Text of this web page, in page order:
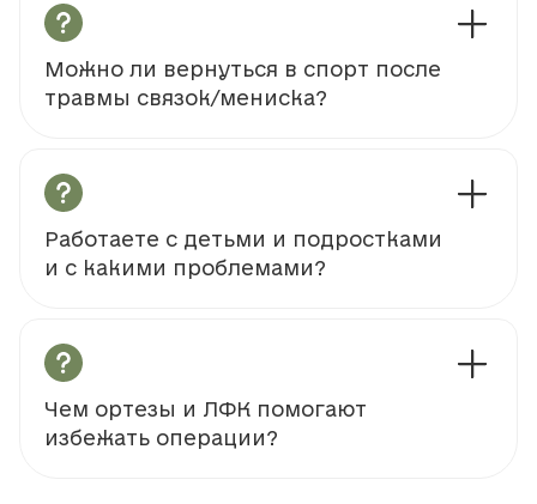
Можно ли вернуться в спорт после
травмы связок/мениска?
Работаете с детьми и подростками
и с какими проблемами?
Чем ортезы и ЛФК помогают
избежать операции?